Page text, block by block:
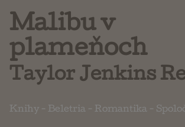
Malibu v
plameňoch
Taylor Jenkins
Knihy - Beletria - Romantika -